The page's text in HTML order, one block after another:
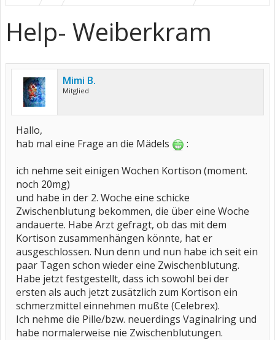
Help- Weiberkram
Mimi B.
Mitglied
Hallo,
hab mal eine Frage an die Mädels
:
ich nehme seit einigen Wochen Kortison (moment.
noch 20mg)
und habe in der 2. Woche eine schicke
Zwischenblutung bekommen, die über eine Woche
andauerte. Habe Arzt gefragt, ob das mit dem
Kortison zusammenhängen könnte, hat er
ausgeschlossen. Nun denn und nun habe ich seit ein
paar Tagen schon wieder eine Zwischenblutung.
Habe jetzt festgestellt, dass ich sowohl bei der
ersten als auch jetzt zusätzlich zum Kortison ein
schmerzmittel einnehmen mußte (Celebrex).
Ich nehme die Pille/bzw. neuerdings Vaginalring und
habe normalerweise nie Zwischenblutungen.